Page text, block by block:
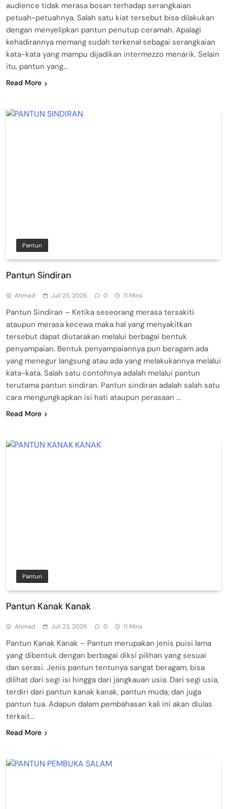
audience tidak merasa bosan terhadap serangkaian
petuah-petuahnya. Salah satu kiat tersebut bisa dilakukan
dengan menyelipkan pantun penutup ceramah. Apalagi
kehadirannya memang sudah terkenal sebagai serangkaian
kata-kata yang mampu dijadikan intermezzo menarik. Selain
itu, pantun yang…
Read More
Pantun
Pantun Sindiran
Ahmad Juli 25, 2026 0 11 Mins
Pantun Sindiran – Ketika seseorang merasa tersakiti
ataupun merasa kecewa maka hal yang menyakitkan
tersebut dapat diutarakan melalui berbagai bentuk
penyampaian. Bentuk penyampaiannya pun beragam ada
yang menegur langsung atau ada yang melakukannya melalui
kata-kata. Salah satu contohnya adalah melalui pantun
terutama pantun sindiran. Pantun sindiran adalah salah satu
cara mengungkapkan isi hati ataupun perasaan …
Read More
Pantun
Pantun Kanak Kanak
Ahmad Juli 23, 2026 0 11 Mins
Pantun Kanak Kanak – Pantun merupakan jenis puisi lama
yang dibentuk dengan berbagai diksi pilihan yang sesuai
dan serasi. Jenis pantun tentunya sangat beragam, bisa
dilihat dari segi isi hingga dari jangkauan usia. Dari segi usia,
terdiri dari pantun kanak kanak, pantun muda, dan juga
pantun tua. Adapun dalam pembahasan kali ini akan diulas
terkait…
Read More